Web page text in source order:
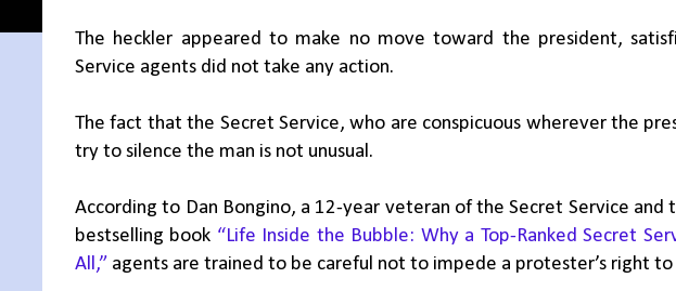
The heckler appeared to make no move toward the president,
Service agents did not take any action.
The fact that the Secret Service, who are conspicuous wherever the
try to silence the man is not unusual.
According to Dan Bongino, a 12-year veteran of the Secret Service and
bestselling book “Life Inside the Bubble: Why a Top-Ranked Secret
All,” agents are trained to be careful not to impede a protester’s right to